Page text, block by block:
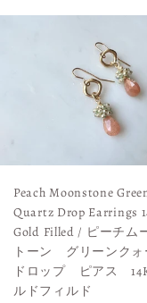
Peach Moonstone
Quartz Drop Earrings
Gold Filled / ピーチム
トーン グリーンク
ドロップ ピアス
ルドフィルド